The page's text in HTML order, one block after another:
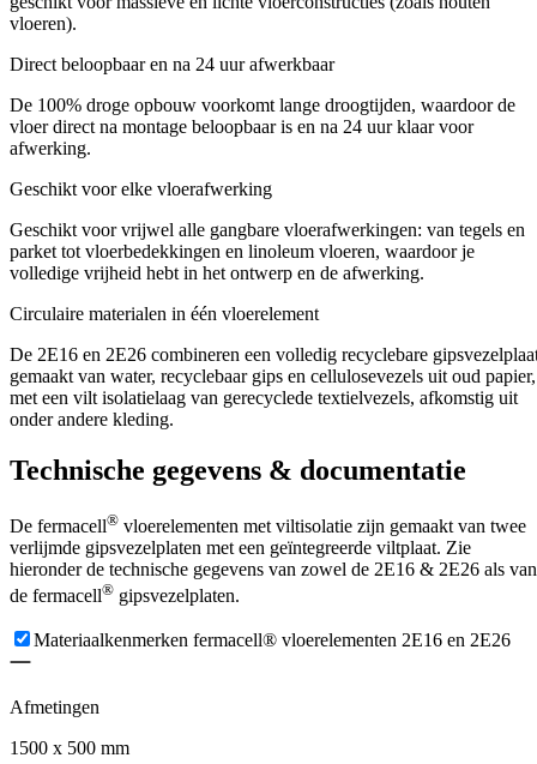
vloeren).
Direct beloopbaar en na 24 uur afwerkbaar
De 100% droge opbouw voorkomt lange droogtijden, waardoor de
vloer direct na montage beloopbaar is en na 24 uur klaar voor
afwerking.
Geschikt voor elke vloerafwerking
Geschikt voor vrijwel alle gangbare vloerafwerkingen: van tegels en
parket tot vloerbedekkingen en linoleum vloeren, waardoor je
volledige vrijheid hebt in het ontwerp en de afwerking.
Circulaire materialen in één vloerelement
De 2E16 en 2E26 combineren een volledig recyclebare
gemaakt van water, recyclebaar gips en cellulosevezels uit oud papier,
met een vilt isolatielaag van gerecyclede textielvezels, afkomstig uit
onder andere kleding.
Technische gegevens & documentatie
De fermacell® vloerelementen met viltisolatie zijn gemaakt van twee
verlijmde gipsvezelplaten met een geïntegreerde viltplaat. Zie
hieronder de technische gegevens van zowel de 2E16 & 2E26 als van
de fermacell® gipsvezelplaten.
Materiaalkenmerken fermacell® vloerelementen 2E16 en 2E26
Afmetingen
1500 x 500 mm